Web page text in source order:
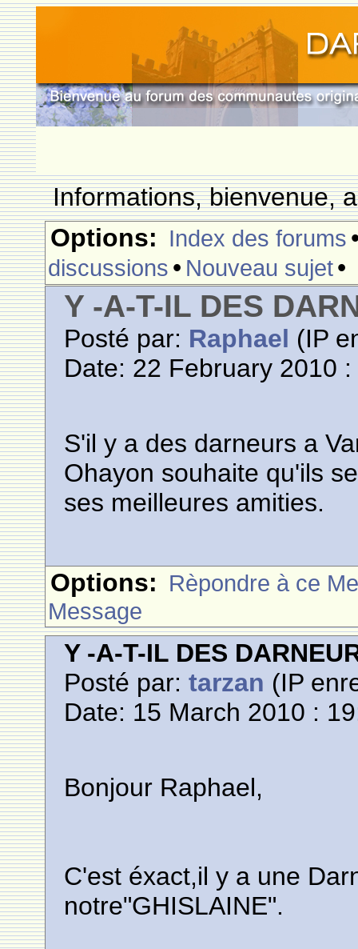
Informations, bienvenue,
Options: Index des forums
discussions • Nouveau sujet•
Y -A-T-IL DES
Posté par: Raphael (IP
Date: 22 February 2010
S'il y a des darneurs a
Ohayon souhaite qu'ils
ses meilleures amities.
Options: Rèpondre à ce
Message
Y -A-T-IL DES
Posté par:tarzan (IP
Date: 15 March 2010 :
Bonjour Raphael,
C'est éxact,il y a une
notre"GHISLAINE".